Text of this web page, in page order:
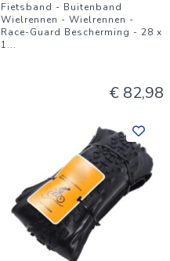
Fietsband - Buitenband
Wielrennen - Wielrennen -
Race-Guard Bescherming - 28 x
1...
€ 82,98